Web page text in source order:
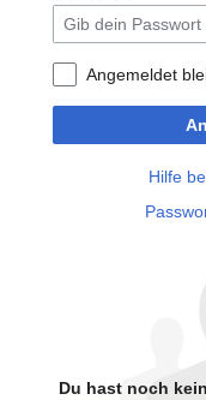
Angemeldet
Hilfe
Du hast noch